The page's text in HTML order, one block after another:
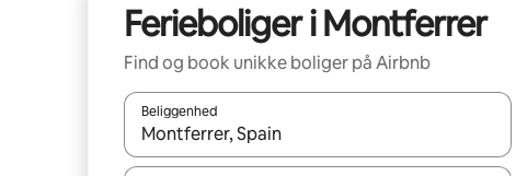
Ferieboliger i Montferrer
Find og book unikke boliger på Airbnb
Beliggenhed
Når resultaterne er tilgængelige, skal du navigere